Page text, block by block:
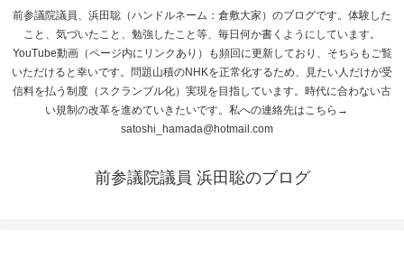
前参議院議員、浜田聡（ハンドルネーム：倉敷大家）のブログです。体験した
こと、気づいたこと、勉強したこと等、毎日何か書くようにしています。
YouTube動画（ページ内にリンクあり）も頻回に更新しており、そちらもご覧
いただけると幸いです。問題山積のNHKを正常化するため、見たい人だけが受
信料を払う制度（スクランブル化）実現を目指しています。時代に合わない古
い規制の改革を進めていきたいです。私への連絡先はこちら→
satoshi_hamada@hotmail.com
前参議院議員 浜田聡のブログ